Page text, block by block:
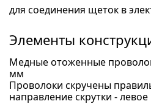
для соединения щеток в
Элементы
Медные отоженные
мм
Проволоки скручены
направление скрутки - левое